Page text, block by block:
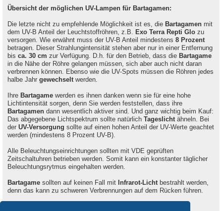
Übersicht der möglichen UV-Lampen für Bartagamen:
Die letzte nicht zu empfehlende Möglichkeit ist es, die Bartagamen mit
dem UV-B Anteil der Leuchtstoffröhren, z.B.
Exo Terra Repti Glo zu
versorgen. Wie erwähnt muss der UV-B Anteil mindestens 8 Prozent
betragen. Dieser Strahlungintensität stehen aber nur in einer Entfernung
bis ca. 30 cm zur Verfügung. D.h. für den Betrieb, dass die Bartagame
in die Nähe der Röhre gelangen müssen, sich aber auch nicht daran
verbrennen können. Ebenso wie die UV-Spots müssen die Röhren jedes
halbe Jahr gewechselt werden.
Ihre Bartagame werden es ihnen danken wenn sie für eine hohe
Lichtintensität sorgen, denn Sie werden feststellen, dass ihre
Bartagamen dann wesentlich aktiver sind. Und ganz wichtig beim Kauf:
Das abgegebene Lichtspektrum sollte natürlich Tageslicht ähneln. Bei
der UV-Versorgung sollte auf einen hohen Anteil der UV-Werte geachtet
werden (mindestens 8 Prozent UV-B).
Alle Beleuchtungseinrichtungen sollten mit VDE geprüften
Zeitschaltuhren betrieben werden. Somit kann ein konstanter täglicher
Beleuchtungsrytmus eingehalten werden.
Bartagame sollten auf keinen Fall mit Infrarot-Licht bestrahlt werden,
denn das kann zu schweren Verbrennungen auf dem Rücken führen.